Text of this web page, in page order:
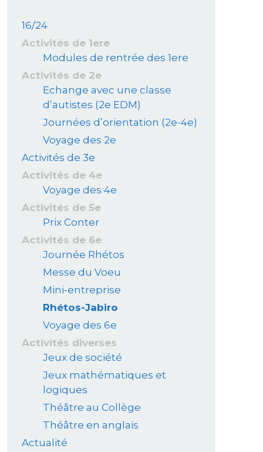
16/24
Activités de 1ere
Modules de rentrée des 1ere
Activités de 2e
Echange avec une classe
d’autistes (2e EDM)
Journées d’orientation (2e-4e)
Voyage des 2e
Activités de 3e
Activités de 4e
Voyage des 4e
Activités de 5e
Prix Conter
Activités de 6e
Journée Rhétos
Messe du Voeu
Mini-entreprise
Rhétos-Jabiro
Voyage des 6e
Activités diverses
Jeux de société
Jeux mathématiques et
logiques
Théâtre au Collège
Théâtre en anglais
Actualité